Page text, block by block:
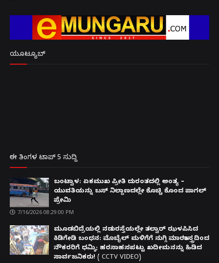
ಯೂಟ್ಯೂಬ್
ಈ ತಿಂಗಳ ಟಾಪ್ 5 ಸುದ್ದಿ
ಬಂಟ್ವಾಳ: ಏಕಮುಖ ಪ್ರೀತಿ ದುರಂತದಲ್ಲಿ ಅಂತ್ಯ –
ಯುವತಿಯನ್ನು ಬಸ್ ನಿಲ್ದಾಣದಲ್ಲೇ ಕೊಚ್ಚಿ ಕೊಂದ ಪಾಗಲ್
ಪ್ರೇಮಿ
7/16/2026 08:29:00 PM
ಮೂಡಬಿದ್ರೆಯಲ್ಲಿ ನಡುರಸ್ತೆಯಲ್ಲೇ ತಲ್ವಾರ್ ಝಳಪಿಸಿದ
ಕಿಡಿಗೇಡಿ ಬಂಧನ: ಮೊಬೈಲ್ ಮಳಿಗೆಗೆ ನುಗ್ಗಿ ಮಾರಕಾಸ್ತ್ರದಿಂದ
ನೌಕರರಿಗೆ ಧಮ್ಕಿ; ಹರಸಾಹಸಪಟ್ಟು ಖದೀಮನನ್ನು ಹಿಡಿದ
ಸಾರ್ವಜನಿಕರು! ( CCTV VIDEO)